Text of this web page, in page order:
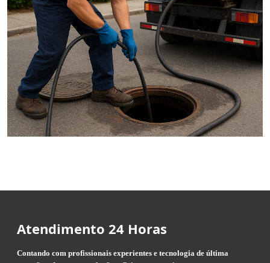
Atendimento 24 Horas
Contando com profissionais experientes e tecnologia de última